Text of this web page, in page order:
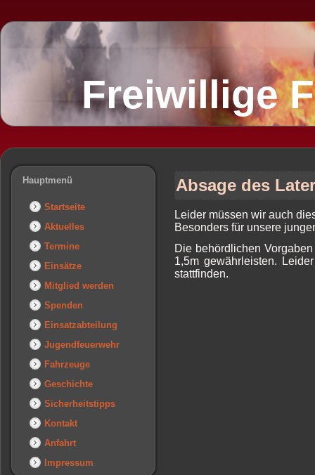
Freiwillige
Hauptmenü
Startseite
Aktuelles
Termine
Einsätze
Mitglied werden
Spenden
Einsatzabteilung
Jugendfeuerwehr
Fahrzeuge
Geschichte
Sicherheitstipps
Kontakt
Anfahrt
Impressum
Absage des
Leider müssen wir auch
Besonders für unsere
Die behördlichen
1,5m gewährleisten.
stattfinden.